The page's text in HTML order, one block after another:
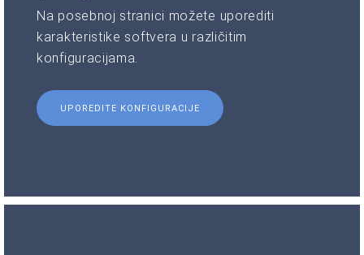
Na posebnoj stranici možete uporediti
karakteristike softvera u različitim
konfiguracijama.
UPOREDITE KONFIGURACIJE